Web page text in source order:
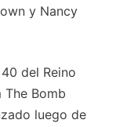
y Nancy
del Reino
The Bomb
luego de